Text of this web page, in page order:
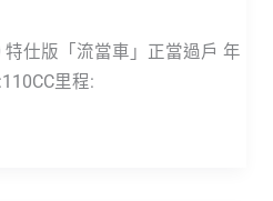
特仕版「流當車」正當過戶 年
里程: